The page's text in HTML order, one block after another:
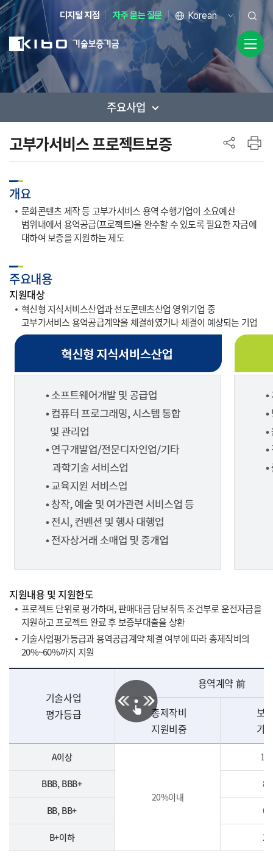
디지털 지점 자주 묻는 질문
사이드 메뉴
주요사업
고부가서비스 프로젝트보증
개요
문화콘텐츠 제작 등 고부가서비스 용역 수행기업이 소요예산
범위내에서 용역공급(프로젝트)을 완수할 수 있도록 필요한 자금에
대하여 보증을 지원하는 제도
주요내용
지원대상
혁신형 지식서비스산업과 선도콘텐츠산업 영위기업 중
고부가서비스 용역공급계약을 체결하였거나 체결이 예상되는 기업
지원내용 및 지원한도
프로젝트 단위로 평가하며, 판매대금 담보취득 조건부로 운전자금을
지원하고 프로젝트 완료 후 보증부대출을 상환
기술사업평가등급과 용역공급계약 체결 여부에 따라 총제작비의
20%~60%까지 지원
기술사업
평가등급
용역계약 前
총제작비
지원비중
보
가
A이상
20%이내
10
BBB, BBB+ 8
BB, BB+ 6
B+이하 2